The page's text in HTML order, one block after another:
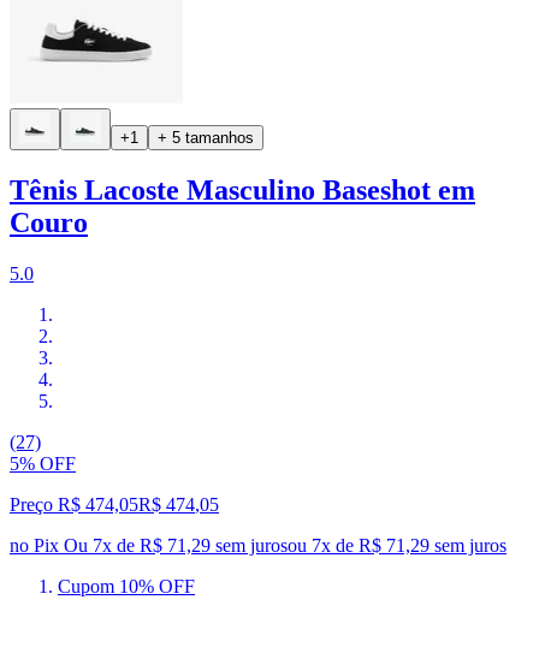
+1 + 5 tamanhos
Tênis Lacoste Masculino Baseshot em
Couro
5.0
(27)
5% OFF
Preço R$ 474,05R$ 474,05
no Pix Ou 7x de R$ 71,29 sem jurosou 7x de R$ 71,29 sem juros
Cupom 10% OFF